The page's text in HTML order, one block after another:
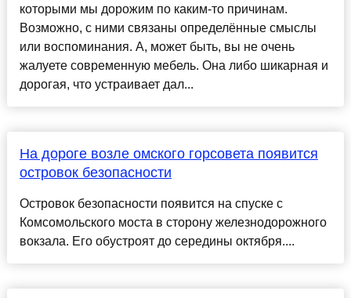
которыми мы дорожим по каким-то причинам.
Возможно, с ними связаны определённые смыслы
или воспоминания. А, может быть, вы не очень
жалуете современную мебель. Она либо шикарная и
дорогая, что устраивает дал...
На дороге возле омского горсовета появится
островок безопасности
Островок безопасности появится на спуске с
Комсомольского моста в сторону железнодорожного
вокзала. Его обустроят до середины октября....